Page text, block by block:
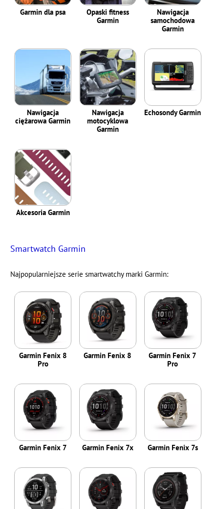
Garmin dla psa
Opaski fitness
Garmin
Nawigacja
samochodowa
Garmin
Nawigacja
ciężarowa Garmin
Nawigacja
motocyklowa
Garmin
Echosondy Garmin
Akcesoria Garmin
Smartwatch Garmin
Najpopularniejsze serie smartwatchy marki Garmin:
Garmin Fenix 8
Pro
Garmin Fenix 8
Garmin Fenix 7
Pro
Garmin Fenix 7 Garmin Fenix 7x Garmin Fenix 7s